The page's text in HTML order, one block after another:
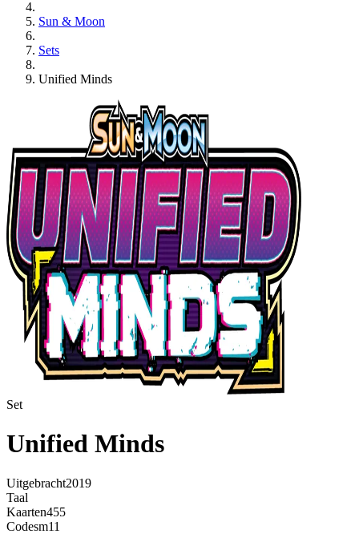
Sun & Moon
Sets
Unified Minds
Set
Unified Minds
Uitgebracht2019
Taal
Kaarten455
Codesm11